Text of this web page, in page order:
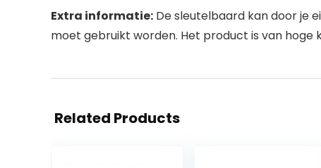
Extra informatie: De sleutelbaard kan door je
moet gebruikt worden. Het product is van
Related Products